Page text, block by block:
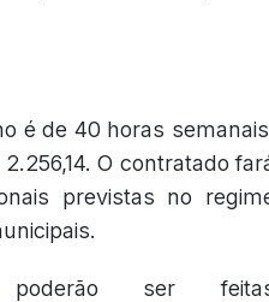
é de 40 horas
O contratado
previstas no
ser